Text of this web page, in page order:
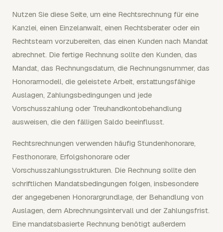
Nutzen Sie diese Seite, um eine Rechtsrechnung für eine
Kanzlei, einen Einzelanwalt, einen Rechtsberater oder ein
Rechtsteam vorzubereiten, das einen Kunden nach Mandat
abrechnet. Die fertige Rechnung sollte den Kunden, das
Mandat, das Rechnungsdatum, die Rechnungsnummer, das
Honorarmodell, die geleistete Arbeit, erstattungsfähige
Auslagen, Zahlungsbedingungen und jede
Vorschusszahlung oder Treuhandkontobehandlung
ausweisen, die den fälligen Saldo beeinflusst.
Rechtsrechnungen verwenden häufig Stundenhonorare,
Festhonorare, Erfolgshonorare oder
Vorschusszahlungsstrukturen. Die Rechnung sollte den
schriftlichen Mandatsbedingungen folgen, insbesondere
der angegebenen Honorargrundlage, der Behandlung von
Auslagen, dem Abrechnungsintervall und der Zahlungsfrist.
Eine mandatsbasierte Rechnung benötigt außerdem